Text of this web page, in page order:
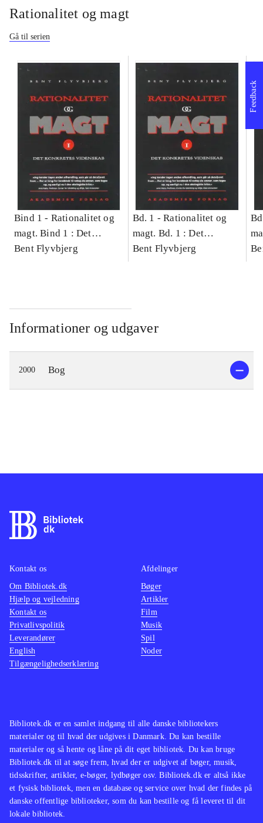
Rationalitet og magt
Gå til serien
Bind 1 - Rationalitet og
magt. Bind 1 : Det
konkretes videnskab
Bent Flyvbjerg
Bd. 1 -Rationalitet og
magt. Bd. 1 : Det
konkretes videnskab
Bent Flyvbjerg
Informationer og udgaver
2000 Bog
Feedback
Bibliotek.dk er en samlet indgang til alle danske bibliotekers
materialer og til hvad der udgives i Danmark. Du kan bestille
materialer og så hente og låne på dit eget bibliotek. Du kan bruge
Bibliotek.dk til at søge frem, hvad der er udgivet af bøger, musik,
tidsskrifter, artikler, e-bøger, lydbøger osv. Bibliotek.dk er altså ikke
et fysisk bibliotek, men en database og service over hvad der findes på
danske offentlige biblioteker, som du kan bestille og få leveret til dit
lokale bibliotek.
Kontakt os
Om Bibliotek.dk
Hjælp og vejledning
Kontakt os
Privatlivspolitik
Leverandører
English
Tilgængelighedserklæring
Afdelinger
Bøger
Artikler
Film
Musik
Spil
Noder